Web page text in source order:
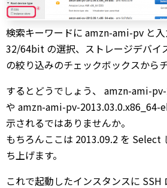
検索キーワードに amzn-ami-pv と入
32/64bit の選択、ストレージデバイ
の絞り込みのチェックボックスから
するとどうでしょう、 amzn-ami-
や amzn-ami-pv-2013.03.0.x86_64-
示されるではありませんか。
もちろんここは 2013.09.2 を Select
ち上げます。
これで起動したインスタンスに SSH